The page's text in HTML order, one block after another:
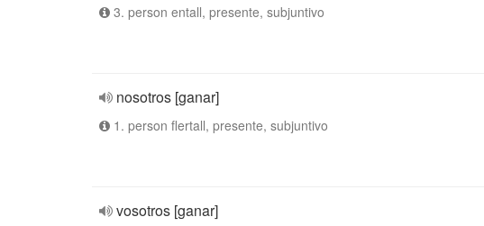
3. person entall, presente, subjuntivo
nosotros [ganar]
1. person flertall, presente, subjuntivo
vosotros [ganar]